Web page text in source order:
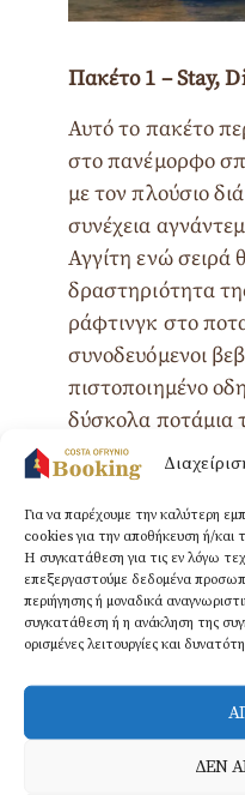
Για να παρέχουμε την καλύτερη
cookies για την αποθήκευση ή/και
Η συγκατάθεση για τις εν λόγω
επεξεργαστούμε δεδομένα
περιήγησης ή μοναδικά
συγκατάθεση ή η ανάκληση της
ορισμένες λειτουργίες και
ΔΕΝ
Πακέτο 1 – Stay,
Αυτό το πακέτο
στο πανέμορφο
με τον πλούσιο
συνέχεια
Αγγίτη ενώ σειρά
δραστηριότητα
ράφτινγκ στο
συνοδευόμενοι
πιστοποιημένο
δύσκολα ποτάμια
Γεμάτοι
απολαύσετε το
παραδοσιακή
θα επιστρέψετε
καλύτερες
Συνολικά
Παραλαβή και
Μεταφορά με
Έμπειρος οδηγός